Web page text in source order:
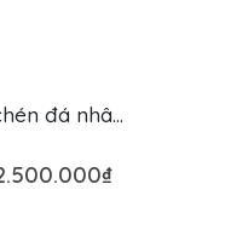
Chậu rửa chén đá nhân tạo 2 hố, bồn rửa đá granite gía xưởng, model la116, miễn ship nội thành - Hàng Chính Hãng
₫